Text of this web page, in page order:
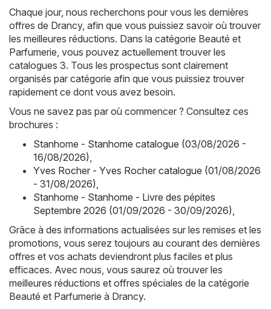
Chaque jour, nous recherchons pour vous les dernières
offres de Drancy, afin que vous puissiez savoir où trouver
les meilleures réductions. Dans la catégorie Beauté et
Parfumerie, vous pouvez actuellement trouver les
catalogues 3. Tous les prospectus sont clairement
organisés par catégorie afin que vous puissiez trouver
rapidement ce dont vous avez besoin.
Vous ne savez pas par où commencer ? Consultez ces
brochures :
Stanhome - Stanhome catalogue (03/08/2026 -
16/08/2026),
Yves Rocher - Yves Rocher catalogue (01/08/2026
- 31/08/2026),
Stanhome - Stanhome - Livre des pépites
Septembre 2026 (01/09/2026 - 30/09/2026),
Grâce à des informations actualisées sur les remises et les
promotions, vous serez toujours au courant des dernières
offres et vos achats deviendront plus faciles et plus
efficaces. Avec nous, vous saurez où trouver les
meilleures réductions et offres spéciales de la catégorie
Beauté et Parfumerie à Drancy.